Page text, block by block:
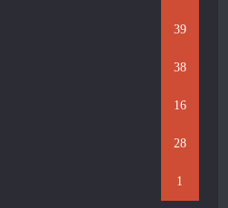
39
38
16
28
1